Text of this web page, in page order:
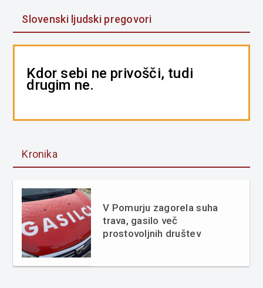
Slovenski ljudski pregovori
Kdor sebi ne privošči, tudi
drugim ne.
Kronika
V Pomurju zagorela suha
trava, gasilo več
prostovoljnih društev